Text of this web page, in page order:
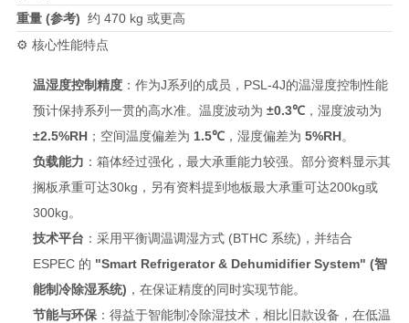
重量 (参考) 约 470 kg 或更高
⚙️ 核心性能特点
温湿度控制精度：作为J系列的成员，PSL-4J的温湿度控制性能
预计保持系列一贯的高水准。温度波动为 ±0.3℃，湿度波动为
±2.5%RH；空间温度偏差为 1.5℃，湿度偏差为 5%RH。
负载能力 ：箱体经过强化，最大承重能力较强。部分资料显示其
搁板承重可达30kg ，另有资料提到地板最大承重可达200kg或
300kg。
技术平台 ：采用平衡调温调湿方式 (BTHC 系统)，并结合
ESPEC 的 "Smart Refrigerator & Dehumidifier System" (智
能制冷除湿系统) ，在保证精度的同时实现节能。
节能与环保：得益于智能制冷除湿技术，相比旧款设备，在低温